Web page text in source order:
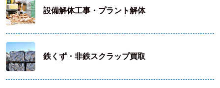
設備解体工事・プラント解体
鉄くず・非鉄スクラップ買取